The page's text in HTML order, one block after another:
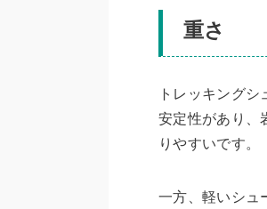
重さ
トレッキング
安定性があり、
りやすいです。
一方、軽いシュ